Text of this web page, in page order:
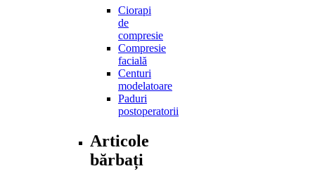
Ciorapi
de
compresie
Compresie
facială
Centuri
modelatoare
Paduri
postoperatorii
Articole
bărbați